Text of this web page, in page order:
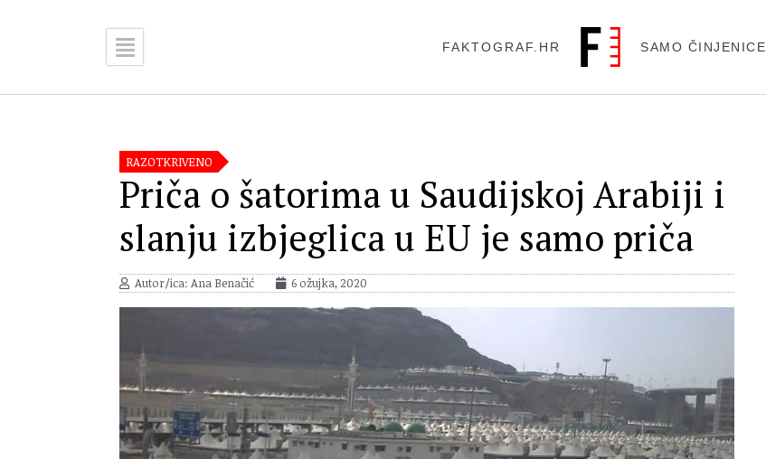
FAKTOGRAF.HR SAMO ČINJENICE
RAZOTKRIVENO
Priča o šatorima u Saudijskoj Arabiji i
slanju izbjeglica u EU je samo priča
Autor/ica: Ana Benačić 6 ožujka, 2020